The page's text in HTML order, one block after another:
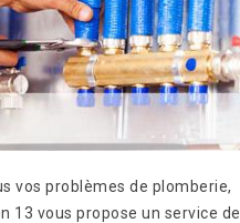
vos problèmes de plomberie,
13 vous propose un service de